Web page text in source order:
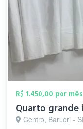
R$ 1.450,00 por mês
Quarto grande
Centro, Barueri -